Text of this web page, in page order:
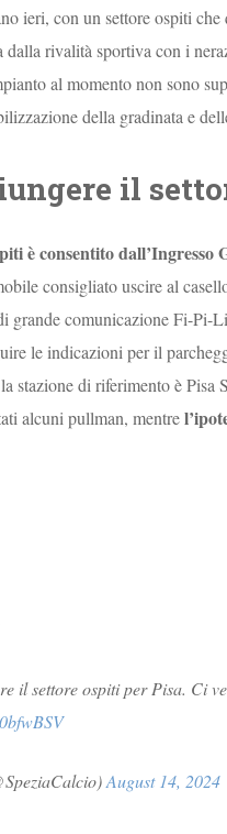
ieri, con un settore ospiti che
dalla rivalità sportiva con i
al momento non sono
della gradinata e
il
è consentito dall’Ingresso
consigliato uscire al
grande comunicazione Fi-Pi-
le indicazioni per il
stazione di riferimento è Pisa
alcuni pullman, mentre
il settore ospiti per Pisa. Ci
August 14, 2024